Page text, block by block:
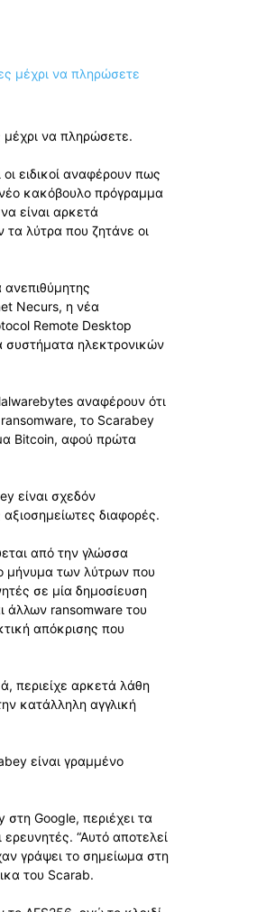
μέχρι να πληρώσετε.
ειδικοί αναφέρουν πως
κακόβουλο πρόγραμμα
είναι αρκετά
λύτρα που ζητάνε οι
Necurs, η νέα
Remote Desktop
συστήματα ηλεκτρονικών
αναφέρουν ότι
το Scarabey
Bitcoin, αφού πρώτα
είναι σχεδόν
διαφορές.
από την γλώσσα
μήνυμα των λύτρων που
σε μία δημοσίευση
άλλων ransomware του
απόκρισης που
περιείχε αρκετά λάθη
κατάλληλη αγγλική
είναι γραμμένο
Google, περιέχει τα
“Αυτό αποτελεί
γράψει το σημείωμα στη
του Scarab.